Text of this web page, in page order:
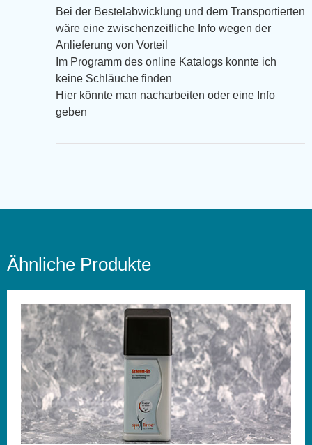
Bei der Bestelabwicklung und dem Transportierten
wäre eine zwischenzeitliche Info wegen der
Anlieferung von Vorteil
Im Programm des online Katalogs konnte ich
keine Schläuche finden
Hier könnte man nacharbeiten oder eine Info
geben
Ähnliche Produkte